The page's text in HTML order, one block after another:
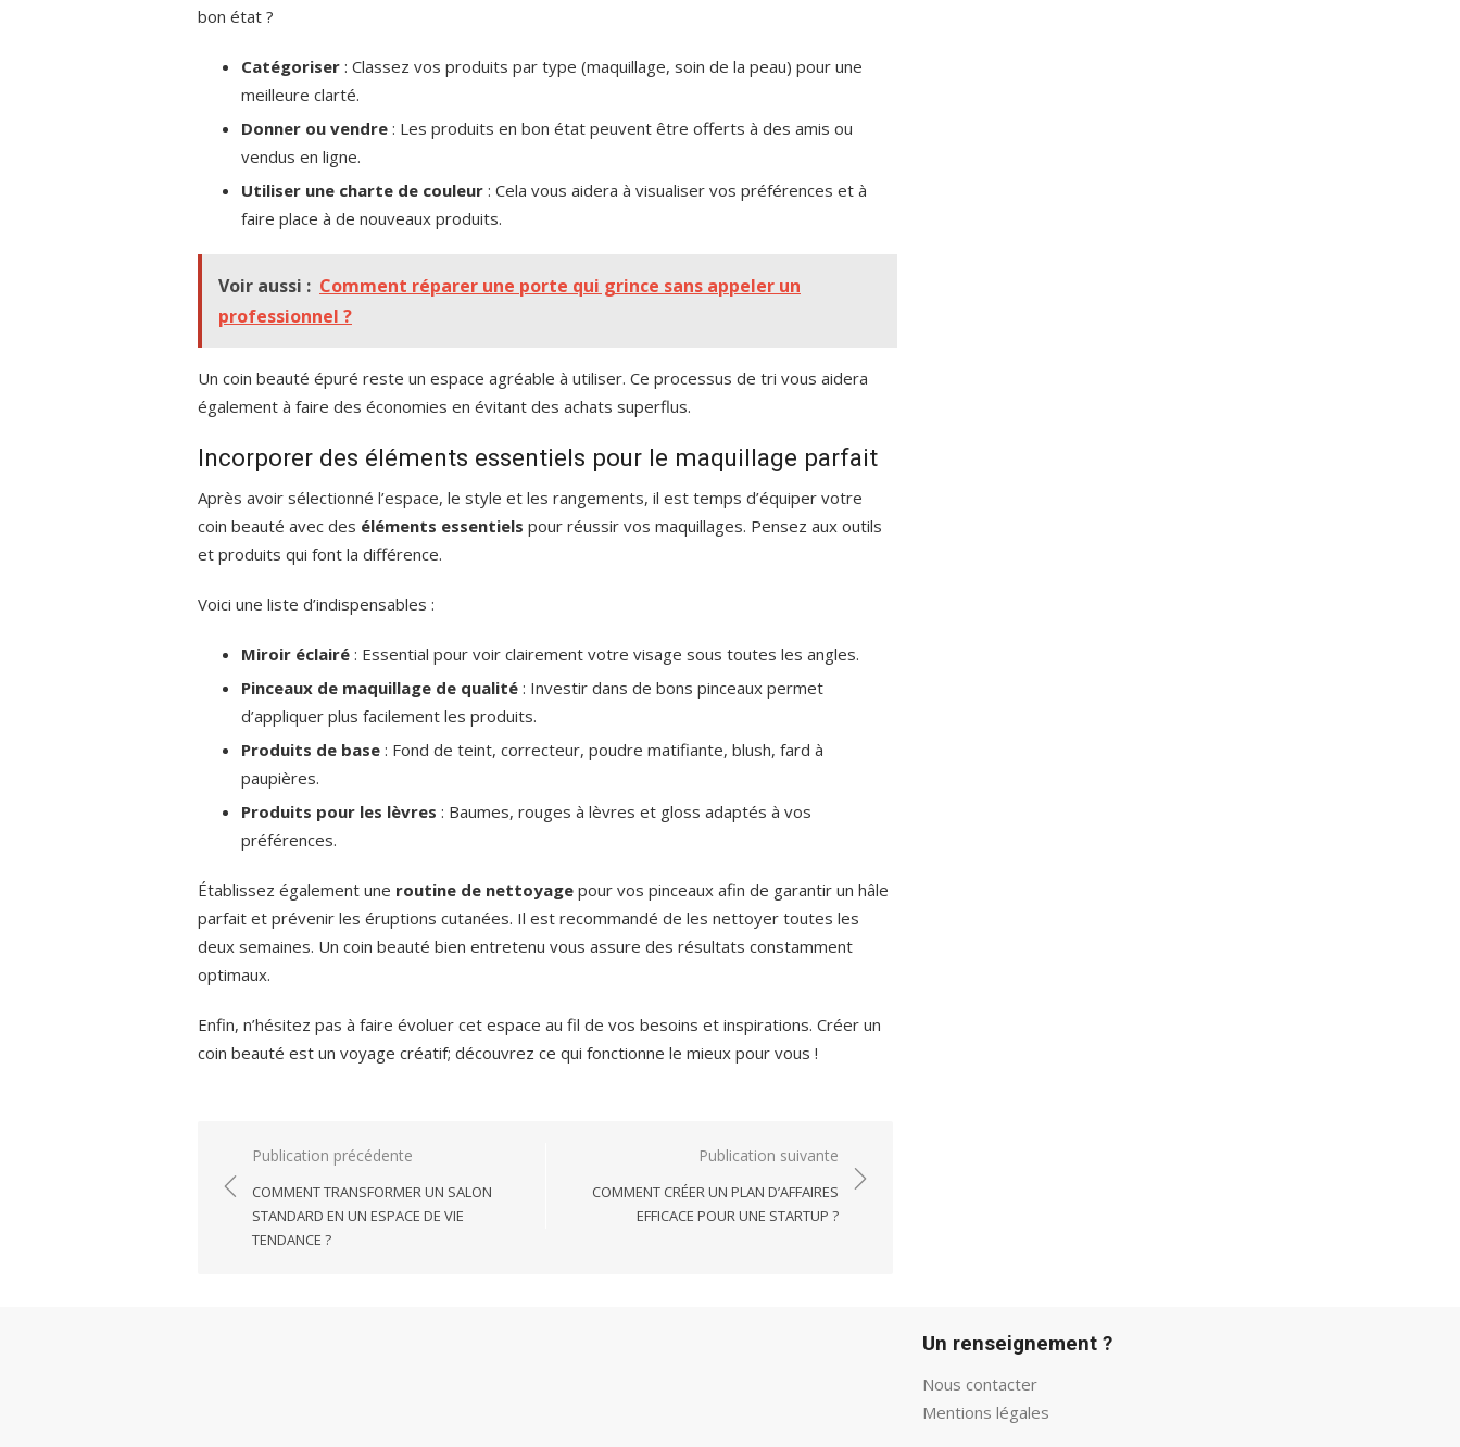
bon état ?
Catégoriser : Classez vos produits par type (maquillage, soin de la peau) pour une
meilleure clarté.
Donner ou vendre : Les produits en bon état peuvent être offerts à des amis ou
vendus en ligne.
Utiliser une charte de couleur : Cela vous aidera à visualiser vos préférences et à
faire place à de nouveaux produits.
Voir aussi : Comment réparer une porte qui grince sans appeler un
professionnel ?
Un coin beauté épuré reste un espace agréable à utiliser. Ce processus de tri vous aidera
également à faire des économies en évitant des achats superflus.
Incorporer des éléments essentiels pour le maquillage parfait
Après avoir sélectionné l’espace, le style et les rangements, il est temps d’équiper votre
coin beauté avec des éléments essentiels pour réussir vos maquillages. Pensez aux outils
et produits qui font la différence.
Voici une liste d’indispensables :
Miroir éclairé : Essential pour voir clairement votre visage sous toutes les angles.
Pinceaux de maquillage de qualité : Investir dans de bons pinceaux permet
d’appliquer plus facilement les produits.
Produits de base : Fond de teint, correcteur, poudre matifiante, blush, fard à
paupières.
Produits pour les lèvres : Baumes, rouges à lèvres et gloss adaptés à vos
préférences.
Établissez également une routine de nettoyage pour vos pinceaux afin de garantir un hâle
parfait et prévenir les éruptions cutanées. Il est recommandé de les nettoyer toutes les
deux semaines. Un coin beauté bien entretenu vous assure des résultats constamment
optimaux.
Enfin, n’hésitez pas à faire évoluer cet espace au fil de vos besoins et inspirations. Créer un
coin beauté est un voyage créatif; découvrez ce qui fonctionne le mieux pour vous !
Navigation
de
l’article
Publication précédente
COMMENT TRANSFORMER UN SALON
STANDARD EN UN ESPACE DE VIE
TENDANCE ?
Publication suivante
COMMENT CRÉER UN PLAN D’AFFAIRES
EFFICACE POUR UNE STARTUP ?
Un renseignement ?
Nous contacter
Mentions légales